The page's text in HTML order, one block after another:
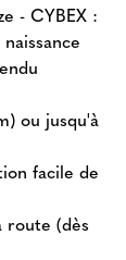
- CYBEX :
ou jusqu'à
facile de
route (dès